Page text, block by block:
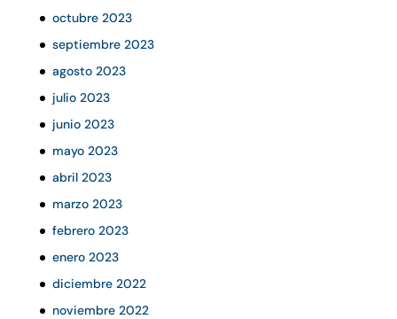
octubre 2023
septiembre 2023
agosto 2023
julio 2023
junio 2023
mayo 2023
abril 2023
marzo 2023
febrero 2023
enero 2023
diciembre 2022
noviembre 2022